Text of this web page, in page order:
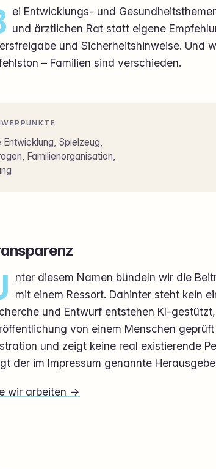
ei Entwicklungs- und
und ärztlichen Rat statt eigene
und Sicherheitshinweise. Und
– Familien sind verschieden.
Entwicklung, Spielzeug,
Familienorganisation,
nter diesem Namen bündeln wir die
mit einem Ressort. Dahinter steht kein
und Entwurf entstehen KI-
von einem Menschen
und zeigt keine real existierende
der im Impressum genannte
wir arbeiten →